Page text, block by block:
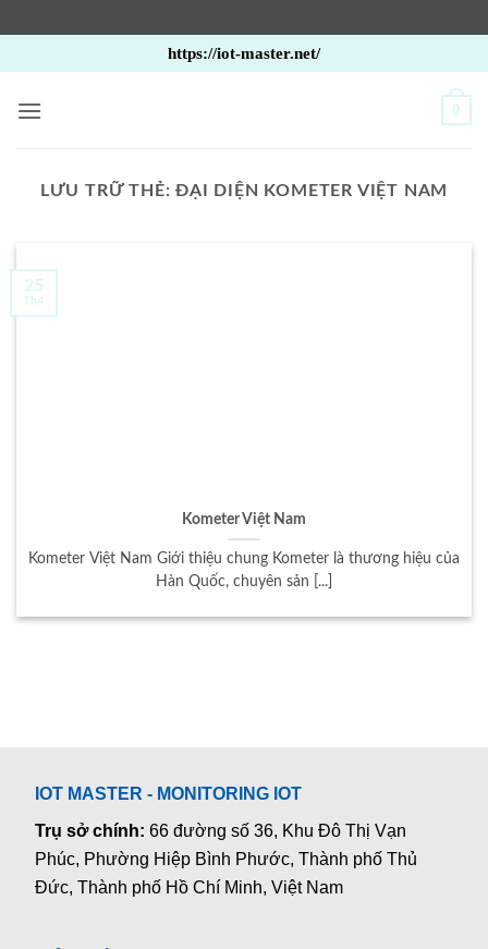
qua
nội
https://iot-master.net/
0
LƯU TRỮ THẺ:ĐẠI DIỆN KOMETER VIỆT NAM
Kometer Việt Nam
Kometer Việt Nam Giới thiệu chung ​Kometer là thương hiệu của
Hàn Quốc, chuyên sản [...]
25
Th4
IOT MASTER - MONITORING IOT
Trụ sở chính:66 đường số 36, Khu Đô Thị Vạn
Phúc, Phường Hiệp Bình Phước, Thành phố Thủ
Đức, Thành phố Hồ Chí Minh, Việt Nam